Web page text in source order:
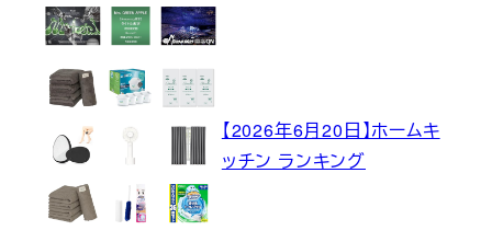
【2026年6月20日】ホームキ
ッチン ランキング